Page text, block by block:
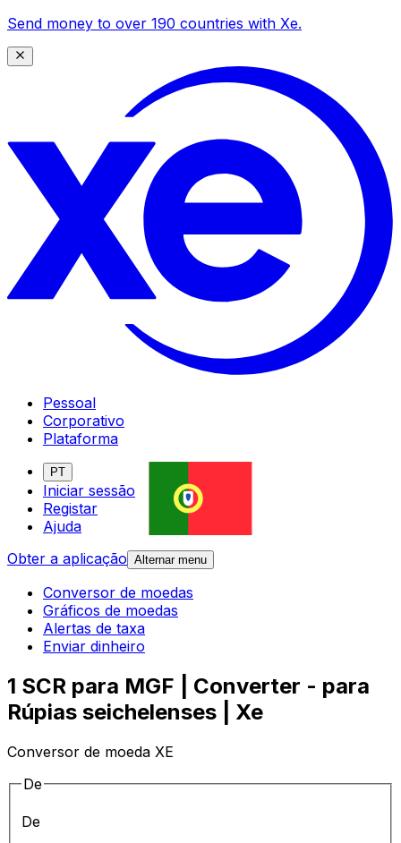
Send money to over 190 countries with Xe.
Pessoal
Corporativo
Plataforma
PT
Iniciar sessão
Registar
Ajuda
Obter a aplicação Alternar menu
Conversor de moedas
Gráficos de moedas
Alertas de taxa
Enviar dinheiro
1 SCR para MGF | Converter - para
Rúpias seichelenses | Xe
Conversor de moeda XE
De
De